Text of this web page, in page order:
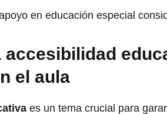
en educación especial
accesibilidad
el aula
es un tema crucial para